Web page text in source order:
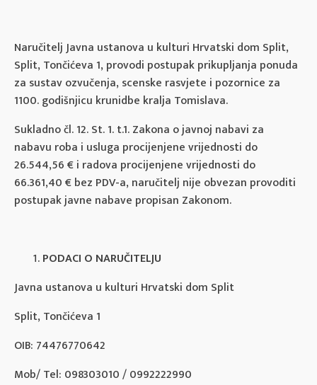
Naručitelj Javna ustanova u kulturi Hrvatski dom Split,
Split, Tončićeva 1, provodi postupak prikupljanja ponuda
za sustav ozvučenja, scenske rasvjete i pozornice za
1100. godišnjicu krunidbe kralja Tomislava.
Sukladno čl. 12. St. 1. t.1. Zakona o javnoj nabavi za
nabavu roba i usluga procijenjene vrijednosti do
26.544,56 € i radova procijenjene vrijednosti do
66.361,40 € bez PDV-a, naručitelj nije obvezan provoditi
postupak javne nabave propisan Zakonom.
PODACI O NARUČITELJU
Javna ustanova u kulturi Hrvatski dom Split
Split, Tončićeva 1
OIB: 74476770642
Mob/ Tel: 098303010 / 0992222990